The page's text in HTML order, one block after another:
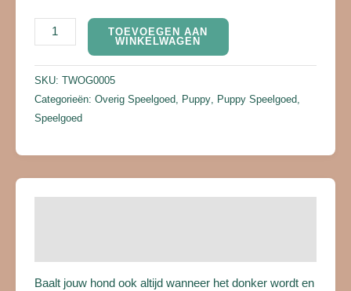
TOEVOEGEN AAN
WINKELWAGEN
SKU: TWOG0005
Categorieën: Overig Speelgoed, Puppy, Puppy Speelgoed,
Speelgoed
Baalt jouw hond ook altijd wanneer het donker wordt en